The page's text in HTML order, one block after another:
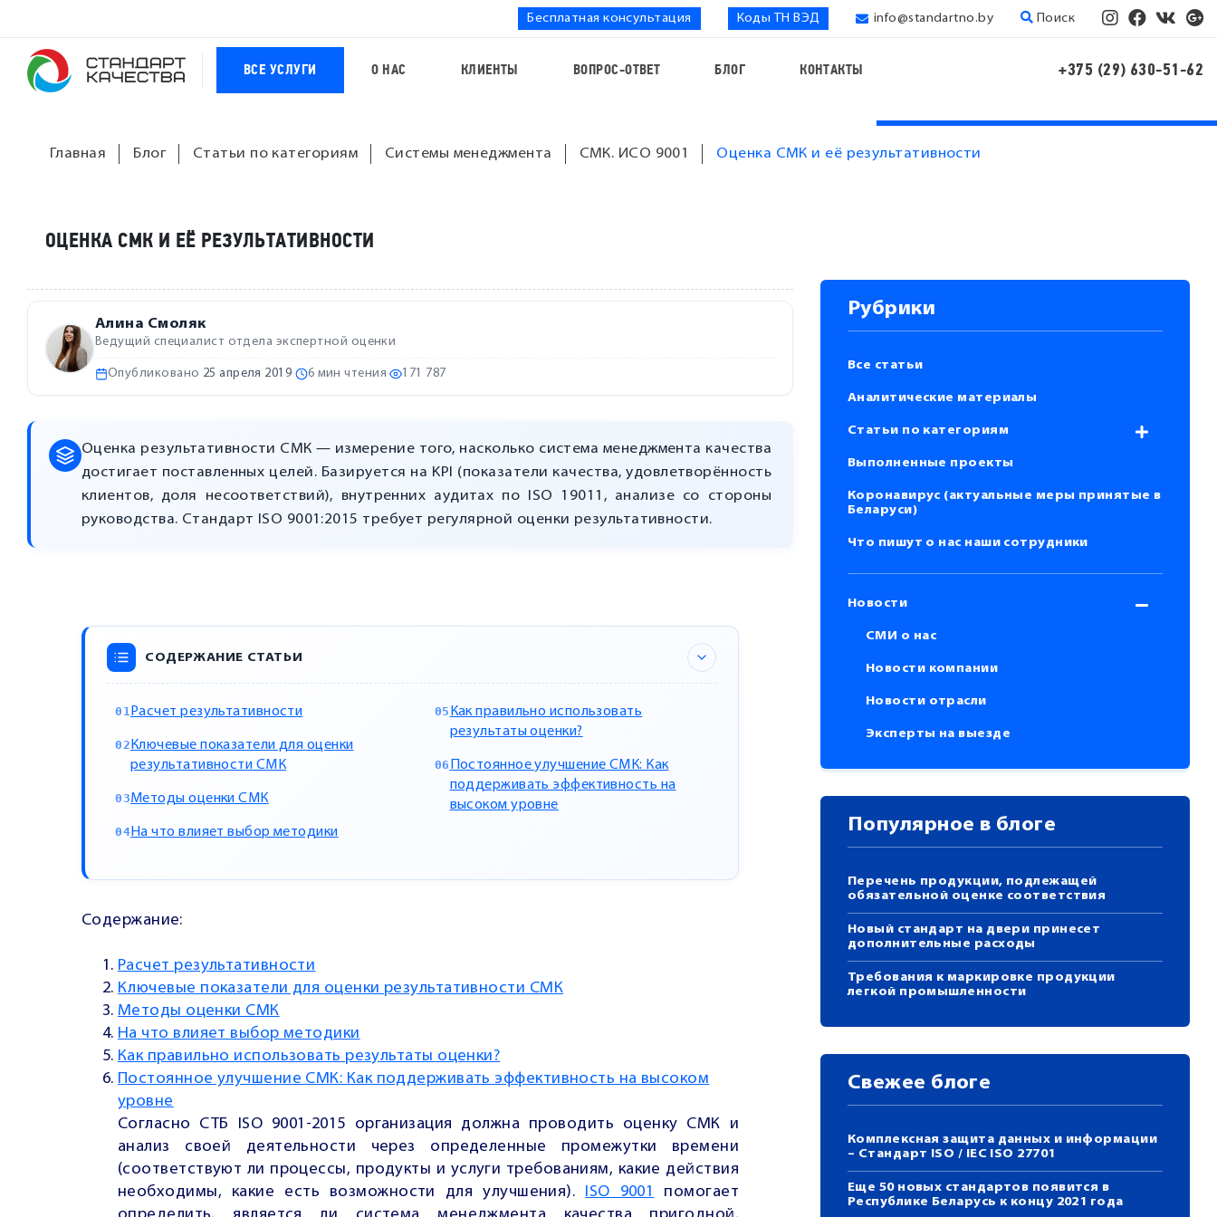
Бесплатная консультация Коды ТН ВЭД info@standartno.by Поиск
ВСЕ УСЛУГИ О НАС КЛИЕНТЫ ВОПРОС-ОТВЕТ БЛОГ КОНТАКТЫ +375 (29) 630-51-62
Главная Блог Статьи по категориям Системы менеджмента СМК. ИСО 9001 Оценка СМК и её результативности
ОЦЕНКА СМК И ЕЁ РЕЗУЛЬТАТИВНОСТИ
Алина Смоляк
Ведущий специалист отдела экспертной оценки
Опубликовано 25 апреля 2019· 6 мин чтения· 171 787
Оценка результативности СМК — измерение того, насколько система менеджмента качества
достигает поставленных целей. Базируется на KPI (показатели качества, удовлетворённость
клиентов, доля несоответствий), внутренних аудитах по ISO 19011, анализе со стороны
руководства. Стандарт ISO 9001:2015 требует регулярной оценки результативности.
СОДЕРЖАНИЕ СТАТЬИ
Расчет результативности
Ключевые показатели для оценки
результативности СМК
Методы оценки СМК
На что влияет выбор методики
Как правильно использовать
результаты оценки?
Постоянное улучшение СМК: Как
поддерживать эффективность на
высоком уровне
Содержание:
Расчет результативности
Ключевые показатели для оценки результативности СМК
Методы оценки СМК
На что влияет выбор методики
Как правильно использовать результаты оценки?
Постоянное улучшение СМК: Как поддерживать эффективность на высоком
уровне
Согласно СТБ ISO 9001-2015 организация должна проводить оценку СМК и
анализ своей деятельности через определенные промежутки времени
(соответствуют ли процессы, продукты и услуги требованиям, какие действия
необходимы, какие есть возможности для улучшения).
ISO 9001
помогает
Рубрики
Все статьи
Аналитические материалы
Статьи по категориям
Выполненные проекты
Коронавирус (актуальные меры принятые в
Беларуси)
Что пишут о нас наши сотрудники
Новости
СМИ о нас
Новости компании
Новости отрасли
Эксперты на выезде
Популярное в блоге
Перечень продукции, подлежащей
обязательной оценке соответствия
Новый стандарт на двери принесет
дополнительные расходы
Требования к маркировке продукции
легкой промышленности
Свежее блоге
Комплексная защита данных и информации
– Стандарт ISO / IEC ISO 27701
Еще 50 новых стандартов появится в
Республике Беларусь к концу 2021 года